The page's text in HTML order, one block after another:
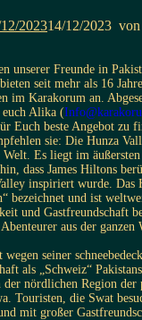
202314/12/2023 von
unserer Freunde in
seit mehr als 16
im Karakorum an.
Alika (
Euch beste Angebot zu
sie: Die Hunza
Welt. Es liegt im
dass James Hiltons
inspiriert wurde.
bezeichnet und ist
und Gastfreundschaft
aus der
seiner
als „Schweiz“
der nördlichen Region der
Touristen, die Swat
mit großer